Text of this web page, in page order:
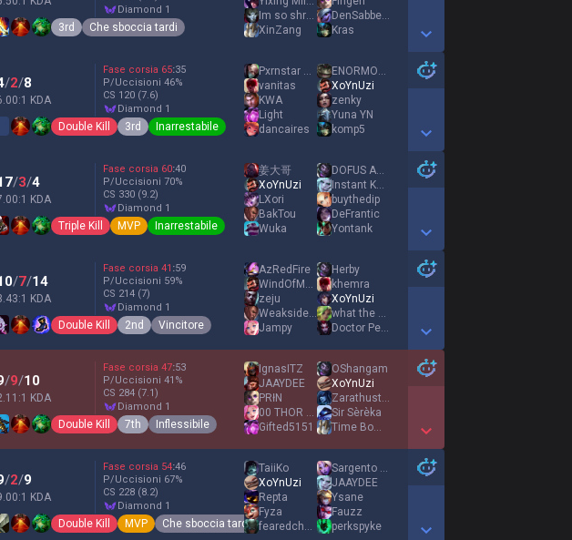
diamond 1
3rd Che sboccia tardi
Im so shred
XinZang
DenSabbelHalter
Kras
Show More Detail Games
/2/8
KDA
Fase corsia 65:35
P/Uccisioni 46%
CS 120 (7.6)
diamond 1
Double Kill 3rd Inarrestabile
Pxrnstar Koudys
vanitas
KWA
Light
dancaires
ENORMOUS NORMAN
XoYnUzi
zenky
Yuna YN
komp5
Show More Detail Games
/3/4
KDA
Fase corsia 60:40
P/Uccisioni 70%
CS 330 (9.2)
diamond 1
Triple Kill MVP Inarrestabile
姜大哥
XoYnUzi
LXori
BakTou
Wuka
DOFUS ADDICT
Instant Keyblade
buythedip
DeFrantic
Yontank
Show More Detail Games
/7/14
KDA
Fase corsia 41 :59
P/Uccisioni 59%
CS 214 (7)
diamond 1
Double Kill 2nd Vincitore
AzRedFire
WindOfMountain
zeju
WeaksideInvestor
Jampy
Herby
khemra
XoYnUzi
what the sigma
Doctor Penguin
Show More Detail Games
/9/10
KDA
Fase corsia 47:53
P/Uccisioni 41 %
CS 284 (7.1)
diamond 1
Double Kill 7th Inflessibile
IgnasITZ
JAAYDEE
PRłN
00 THOR 00
Gifted5151
OShangam
XoYnUzi
Zarathustra
Sir Sèrèka
Time Bomb Tonic
Show More Detail Games
/2/9
KDA
Fase corsia 54:46
P/Uccisioni 67%
CS 228 (8.2)
diamond 1
Double Kill MVP Che sboccia tardi
TaiiKo
XoYnUzi
Repta
Fyza
fearedchalice4
Sargento Form1ga
JAAYDEE
Ysane
Fauzz
perkspyke